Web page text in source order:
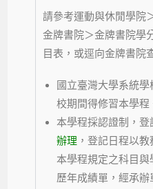
請參考運動與休閒學院
金牌書院＞金牌書院學
目表，或逕向金牌書院
國立臺灣大學系統學
校期間得修習本學程
本學程採認證制，登
辦理 ，登記日程以
本學程規定之科目
歷年成績單，經承